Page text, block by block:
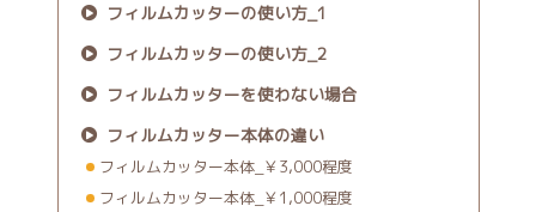
フィルムカッターの使い方_1
フィルムカッターの使い方_2
フィルムカッターを使わない場合
フィルムカッター本体の違い
フィルムカッター本体_￥3,000程度
フィルムカッター本体_￥1,000程度